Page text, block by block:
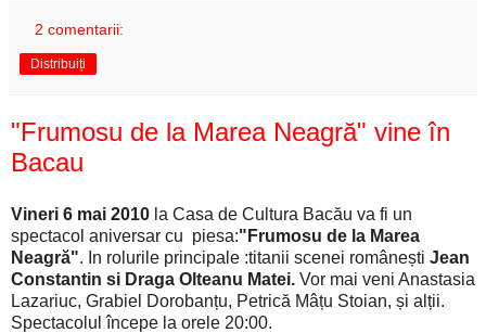
2 comentarii:
Distribuiți
"Frumosu de la Marea Neagră" vine în
Bacau
Vineri 6 mai 2010 la Casa de Cultura Bacău va fi un
spectacol aniversar cu piesa:"Frumosu de la Marea
Neagră". In rolurile principale :titanii scenei românești Jean
Constantin si Draga Olteanu Matei. Vor mai veni Anastasia
Lazariuc, Grabiel Dorobanțu, Petrică Mâțu Stoian, și alții.
Spectacolul începe la orele 20:00.